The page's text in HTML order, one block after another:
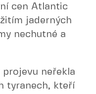
cen Atlantic
jaderných
nechutné a
projevu neřekla
tyranech, kteří